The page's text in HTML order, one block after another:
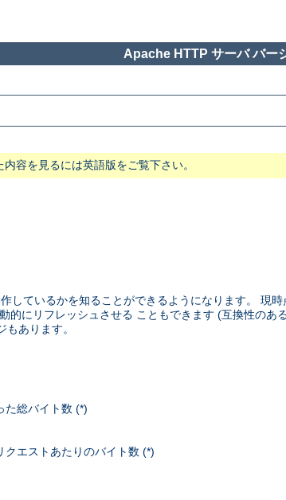
Apache HTTP サーバ バー
容を見るには英語版をご覧下さい。
しているかを知ることができるようになります。 現
にリフレッシュさせる こともできます (互換性のあ
あります。
た総バイト数 (*)
エストあたりのバイト数 (*)